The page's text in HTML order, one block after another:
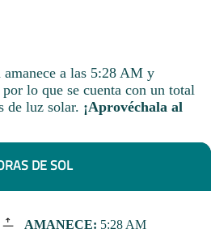
amanece a las 5:28 AM y
lo que se cuenta con un total
de luz solar. ¡Aprovéchala al
DE SOL
AMANECE: 5:28 AM